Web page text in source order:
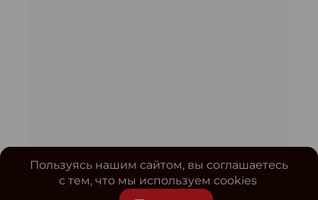
Пользуясь нашим сайтом, вы соглашаетесь
с тем, что мы используем cookies